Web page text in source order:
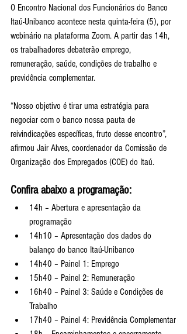
O Encontro Nacional dos Funcionários do Banco
Itaú-Unibanco acontece nesta quinta-feira (5), por
webinário na plataforma Zoom. A partir das 14h,
os trabalhadores debaterão emprego,
remuneração, saúde, condições de trabalho e
previdência complementar.
“Nosso objetivo é tirar uma estratégia para
negociar com o banco nossa pauta de
reivindicações específicas, fruto desse encontro”,
afirmou Jair Alves, coordenador da Comissão de
Organização dos Empregados (COE) do Itaú.
Confira abaixo a programação:
14h – Abertura e apresentação da
programação
14h10 – Apresentação dos dados do
balanço do banco Itaú-Unibanco
14h40 – Painel 1: Emprego
15h40 – Painel 2: Remuneração
16h40 – Painel 3: Saúde e Condições de
Trabalho
17h40 – Painel 4: Previdência Complementar